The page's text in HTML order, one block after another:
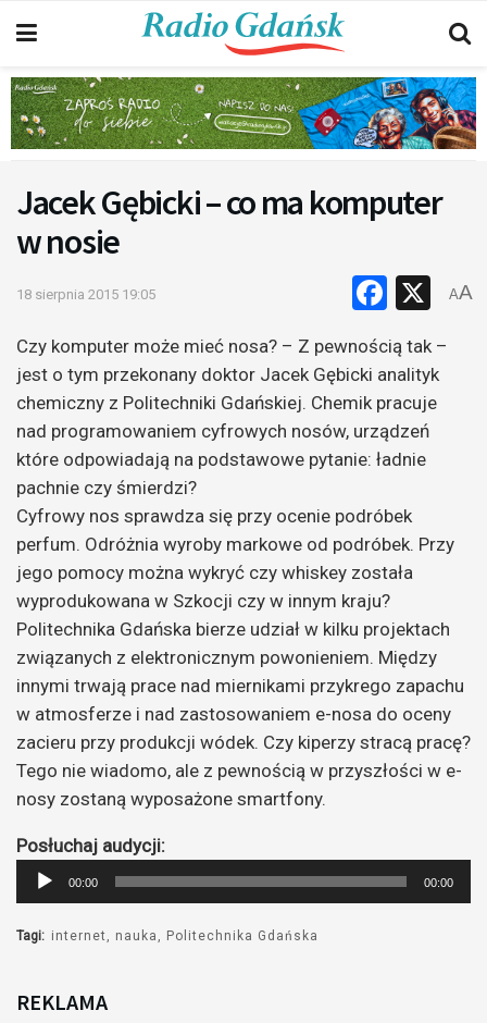
Jacek Gębicki – co ma komputer
w nosie
18 sierpnia 2015 19:05 X
AA
Czy komputer może mieć nosa? – Z pewnością tak –
jest o tym przekonany doktor Jacek Gębicki analityk
chemiczny z Politechniki Gdańskiej. Chemik pracuje
nad programowaniem cyfrowych nosów, urządzeń
które odpowiadają na podstawowe pytanie: ładnie
pachnie czy śmierdzi?
Cyfrowy nos sprawdza się przy ocenie podróbek
perfum. Odróżnia wyroby markowe od podróbek. Przy
jego pomocy można wykryć czy whiskey została
wyprodukowana w Szkocji czy w innym kraju?
Politechnika Gdańska bierze udział w kilku projektach
związanych z elektronicznym powonieniem. Między
innymi trwają prace nad miernikami przykrego zapachu
w atmosferze i nad zastosowaniem e-nosa do oceny
zacieru przy produkcji wódek. Czy kiperzy stracą pracę?
Tego nie wiadomo, ale z pewnością w przyszłości w e-
nosy zostaną wyposażone smartfony.
Posłuchaj audycji:
Odtwarzacz
plików
dźwiękowych
00:00 00:00
Tagi: internet nauka Politechnika Gdańska
REKLAMA